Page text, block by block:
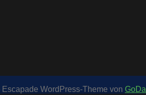
WordPress-Theme von